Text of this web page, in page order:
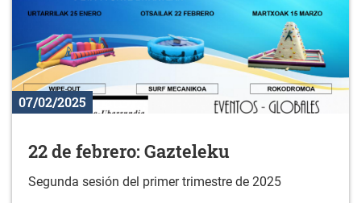
07/02/2025
22 de febrero: Gazteleku
Segunda sesión del primer trimestre de 2025